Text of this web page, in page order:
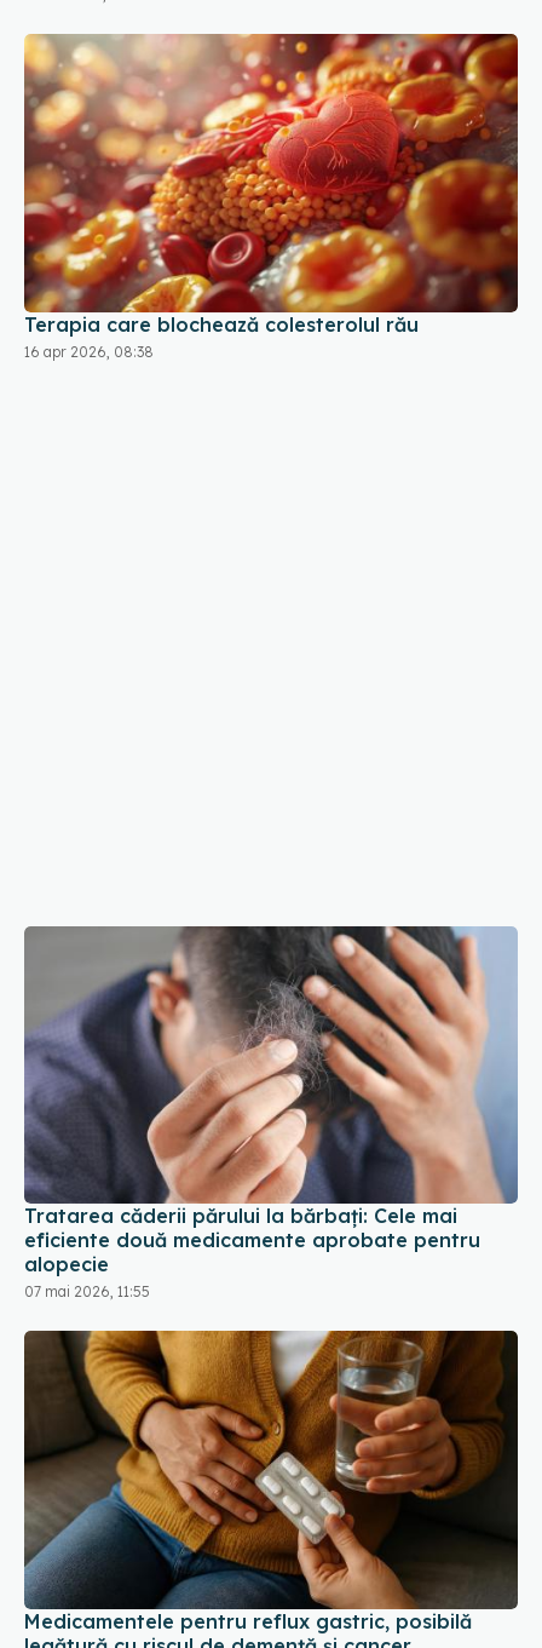
Terapia care blochează colesterolul rău
16 apr 2026, 08:38
Tratarea căderii părului la bărbați: Cele mai
eficiente două medicamente aprobate pentru
alopecie
07 mai 2026, 11:55
Medicamentele pentru reflux gastric, posibilă
legătură cu riscul de demență și cancer
21 iun 2026, 15:33